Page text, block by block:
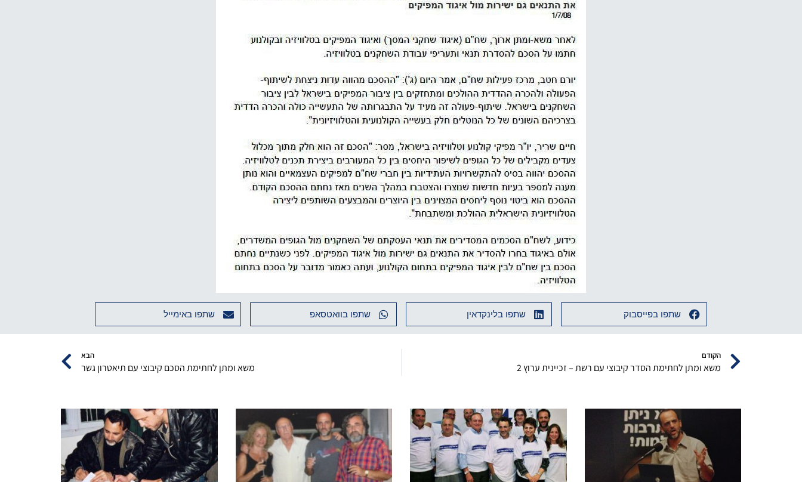
שתפו בפייסבוק שתפו בלינקדאין שתפו בוואטסאפ שתפו באימייל
הקודם
משא ומתן לחתימת הסדר קיבוצי עם רשת – זכיינית ערוץ 2
הבא
משא ומתן לחתימת הסכם קיבוצי עם תיאטרון גשר